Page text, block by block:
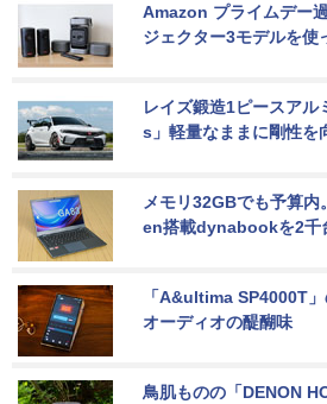
Amazon プライムデー
ジェクター3モデルを使
レイズ鍛造1ピースア
s」軽量なままに剛性を
メモリ32GBでも予算
en搭載dynabookを2千
「A&ultima SP4000T
オーディオの醍醐味
鳥肌ものの「DENON